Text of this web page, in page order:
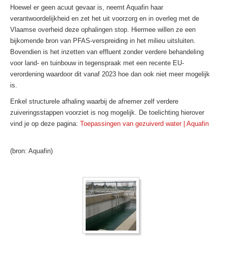
Hoewel er geen acuut gevaar is, neemt Aquafin haar
verantwoordelijkheid en zet het uit voorzorg en in overleg met de
Vlaamse overheid deze ophalingen stop. Hiermee willen ze een
bijkomende bron van PFAS-verspreiding in het milieu uitsluiten.
Bovendien is het inzetten van effluent zonder verdere behandeling
voor land- en tuinbouw in tegenspraak met een recente EU-
verordening waardoor dit vanaf 2023 hoe dan ook niet meer mogelijk
is.
Enkel structurele afhaling waarbij de afnemer zelf verdere
zuiveringsstappen voorziet is nog mogelijk. De toelichting hierover
vind je op deze pagina: Toepassingen van gezuiverd water | Aquafin
(bron: Aquafin)